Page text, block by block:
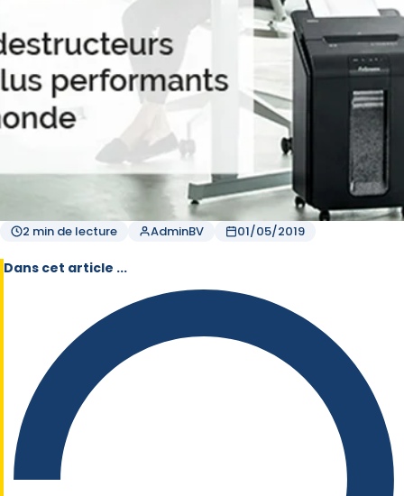
2 min de lecture AdminBV 01/05/2019
Dans cet article ...